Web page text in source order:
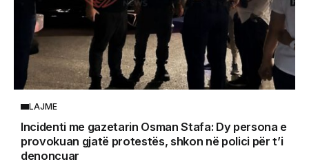
LAJME
Incidenti me gazetarin Osman Stafa: Dy persona e
provokuan gjatë protestës, shkon në polici për t’i
denoncuar